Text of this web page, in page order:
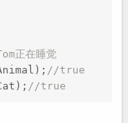
正在睡觉
//true
//true